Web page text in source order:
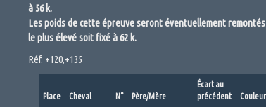
à 56 k.
Les poids de cette épreuve seront éventuellement
le plus élevé soit fixé à 62 k.
Réf. +120,+135
Place Cheval N° Père/Mère
Écart au
précédent